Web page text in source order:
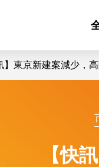
】東京新建案減少，
【快